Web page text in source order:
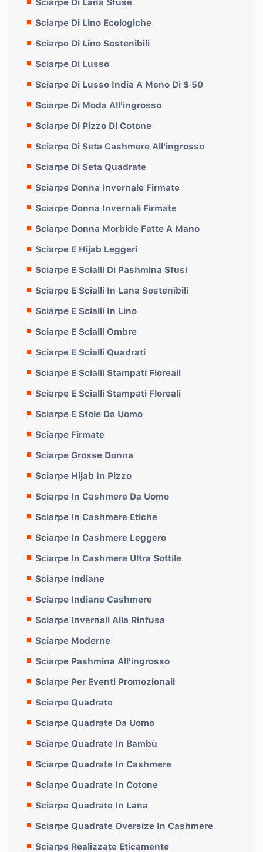
Sciarpe Di Lino Ecologiche
Sciarpe Di Lino Sostenibili
Sciarpe Di Lusso
Sciarpe Di Lusso India A Meno Di $ 50
Sciarpe Di Moda All'ingrosso
Sciarpe Di Pizzo Di Cotone
Sciarpe Di Seta Cashmere All'ingrosso
Sciarpe Di Seta Quadrate
Sciarpe Donna Invernale Firmate
Sciarpe Donna Invernali Firmate
Sciarpe Donna Morbide Fatte A Mano
Sciarpe E Hijab Leggeri
Sciarpe E Scialli Di Pashmina Sfusi
Sciarpe E Scialli In Lana Sostenibili
Sciarpe E Scialli In Lino
Sciarpe E Scialli Ombre
Sciarpe E Scialli Quadrati
Sciarpe E Scialli Stampati Floreali
Sciarpe E Scialli Stampati Floreali
Sciarpe E Stole Da Uomo
Sciarpe Firmate
Sciarpe Grosse Donna
Sciarpe Hijab In Pizzo
Sciarpe In Cashmere Da Uomo
Sciarpe In Cashmere Etiche
Sciarpe In Cashmere Leggero
Sciarpe In Cashmere Ultra Sottile
Sciarpe Indiane
Sciarpe Indiane Cashmere
Sciarpe Invernali Alla Rinfusa
Sciarpe Moderne
Sciarpe Pashmina All'ingrosso
Sciarpe Per Eventi Promozionali
Sciarpe Quadrate
Sciarpe Quadrate Da Uomo
Sciarpe Quadrate In Bambù
Sciarpe Quadrate In Cashmere
Sciarpe Quadrate In Cotone
Sciarpe Quadrate In Lana
Sciarpe Quadrate Oversize In Cashmere
Sciarpe Realizzate Eticamente